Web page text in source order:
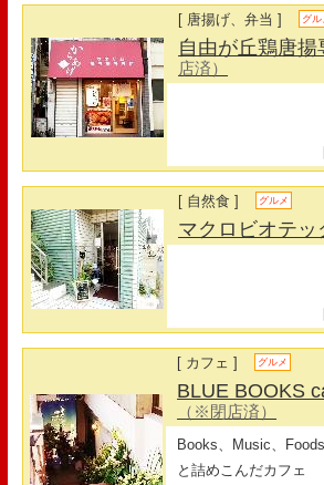
[ 唐揚げ、弁当 ] グル
自由が丘鶏唐
店済）
[ 自然食 ] グルメ
マクロビオテ
[ カフェ ] グルメ
BLUE BOOKS
（※閉店済）
Books、Music、
と詰めこんだカフェ